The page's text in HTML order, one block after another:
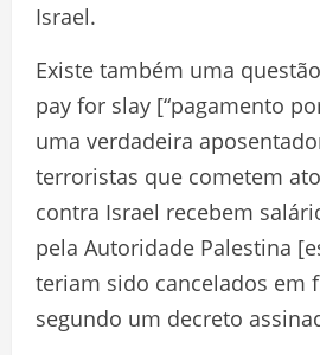
Israel.
Existe também uma
pay for slay [“pagamento
uma verdadeira
terroristas que cometem
contra Israel recebem
pela Autoridade Palestina
teriam sido cancelados em
segundo um decreto